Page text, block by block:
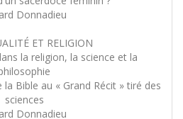
Donnadieu
ET RELIGION
la religion, la science et la
Bible au « Grand Récit » tiré des
sciences
Donnadieu